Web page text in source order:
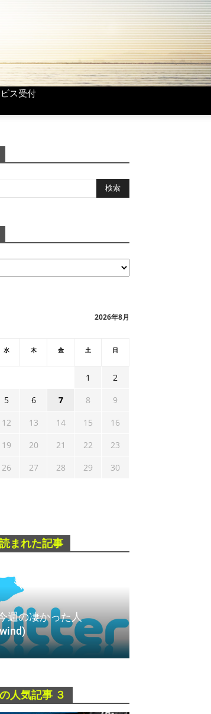
ス受付
2026年8月
水 木 金 土 日
1
2
5 6 7 8
9
12 13 14 15
16
19 20 21 22
23
26 27 28 29
30
まれた記事
週の凄かった人
人気記事 ３